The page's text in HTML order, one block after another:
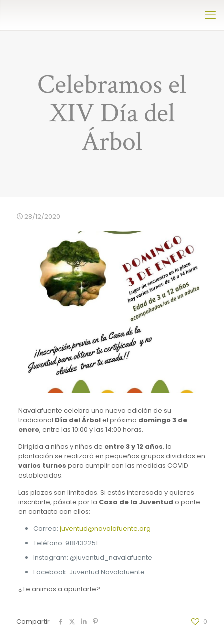
Celebramos el
XIV Día del
Árbol
28/12/2020
Navalafuente celebra una nueva edición de su
tradicional Día del Árbolel próximo domingo3 de
enero, entre las 10:00 y las 14:00 horas.
Dirigida a niños y niñas de entre 3 y 12 años, la
plantación se realizará en pequeños grupos divididos en
varios turnos para cumplir con las medidas COVID
establecidas.
Las plazas son limitadas. Si estás interesado y quieres
inscribirte, pásate por la Casa de la Juventud o ponte
en contacto con ellos:
Correo: juventud@navalafuente.org
Teléfono: 918432251
Instagram: @juventud_navalafuente
Facebook: Juventud Navalafuente
¿Te animas a apuntarte?
Compartir 0